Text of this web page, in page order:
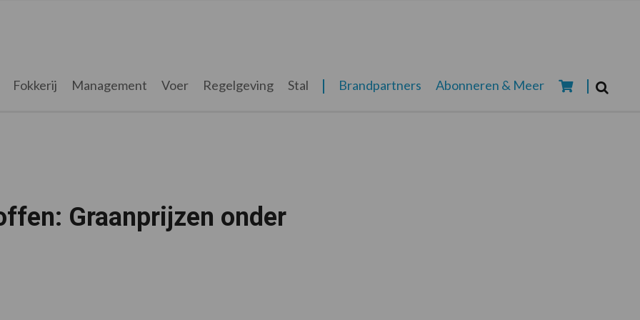
Fokkerij Management Voer Regelgeving Stal Brandpartners Abonneren & Meer
Graanprijzen onder